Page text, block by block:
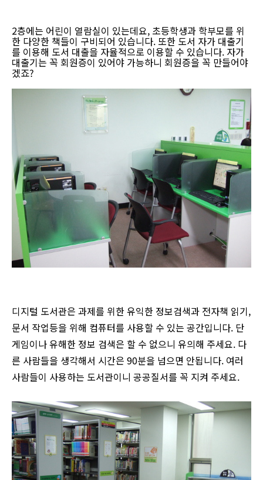
2층에는 어린이 열람실이 있는데요, 초등학생과 학부모를 위
한 다양한 책들이 구비되어 있습니다. 또한 도서 자가 대출기
를 이용해 도서 대출을 자율적으로 이용할 수 있습니다. 자가
대출기는 꼭 회원증이 있어야 가능하니 회원증을 꼭 만들어야
겠죠?
디지털 도서관은 과제를 위한 유익한 정보검색과 전자책 읽기,
문서 작업등을 위해 컴퓨터를 사용할 수 있는 공간입니다. 단
게임이나 유해한 정보 검색은 할 수 없으니 유의해 주세요. 다
른 사람들을 생각해서 시간은 90분을 넘으면 안됩니다. 여러
사람들이 사용하는 도서관이니 공공질서를 꼭 지켜 주세요.